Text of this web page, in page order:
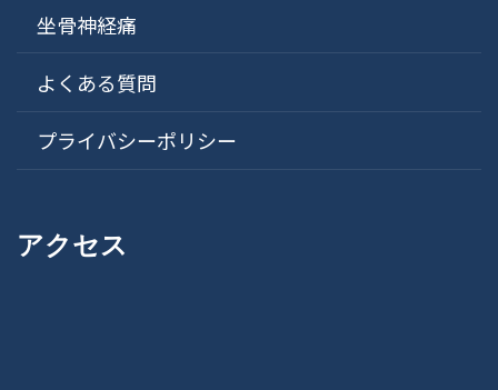
坐骨神経痛
よくある質問
プライバシーポリシー
アクセス